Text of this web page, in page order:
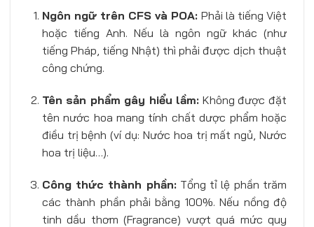
Ngôn ngữ trên CFS và POA: Phải là tiếng Việt
hoặc tiếng Anh. Nếu là ngôn ngữ khác (như
tiếng Pháp, tiếng Nhật) thì phải được dịch thuật
công chứng.
Tên sản phẩm gây hiểu lầm: Không được đặt
tên nước hoa mang tính chất dược phẩm hoặc
điều trị bệnh (ví dụ: Nước hoa trị mất ngủ, Nước
hoa trị liệu…).
Công thức thành phần:Tổng tỉ lệ phần trăm
các thành phần phải bằng 100%. Nếu nồng độ
tinh dầu thơm (Fragrance) vượt quá mức quy